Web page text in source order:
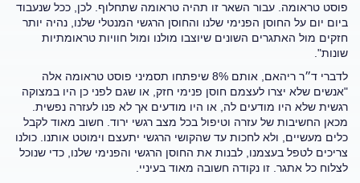
פוסט טראומה. עבור השאר זו תהיה טראומה שתחלוף. לכן, ככל שנעבוד
ביום יום על החוסן הפנימי שלנו והחוסן הרגשי המנטלי שלנו, נהיה יותר
חזקים מול האתגרים השונים שיוצבו מולנו ומול חוויות טראומתיות
שונות".
לדברי ד״ר ריהאם, אותם 8% שיפתחו תסמיני פוסט טראומה אלה
"אנשים שלא יצרו לעצמם חוסן פנימי חזק, או שגם לפני כן היו במצוקה
רגשית שלא היו מודעים לה, או היו מודעים אך לא פנו לעזרה נפשית.
מכאן החשיבות של עזרה וטיפול בכל מצב רגשי ירוד. חשוב מאוד לקבל
כלים מעשיים, ולא לחכות עד שהקושי הרגשי יתעצם וימוטט אותנו. כולנו
צריכים לטפל בעצמנו, לבנות את החוסן הרגשי והפנימי שלנו, כדי שנוכל
לצלוח כל אתגר. זו נקודה חשובה מאוד בעיניי.